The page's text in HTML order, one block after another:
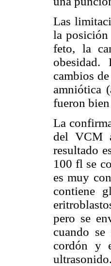
Las
la
feto, la
obesidad.
cambios
amniótica
fueron
La
del VCM
resultado
100 fl se
es muy
contiene
pero se
cuando
cordón y
ultrasonido.